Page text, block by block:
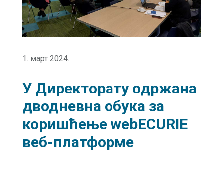
1. март 2024.
У Директорату одржана
дводневна обука за
коришћење webECURIE
веб-платформе